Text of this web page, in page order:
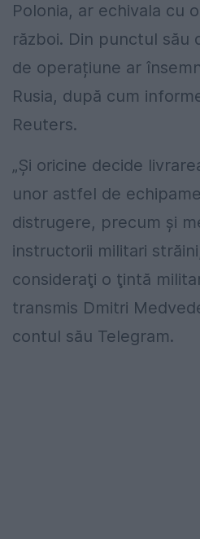
Polonia, ar echivala cu
război. Din punctul său
de operațiune ar
Rusia, după cum
Reuters.
„Şi oricine decide
unor astfel de
distrugere, precum şi
instructorii militari
consideraţi o ţintă
transmis Dmitri
contul său Telegram.